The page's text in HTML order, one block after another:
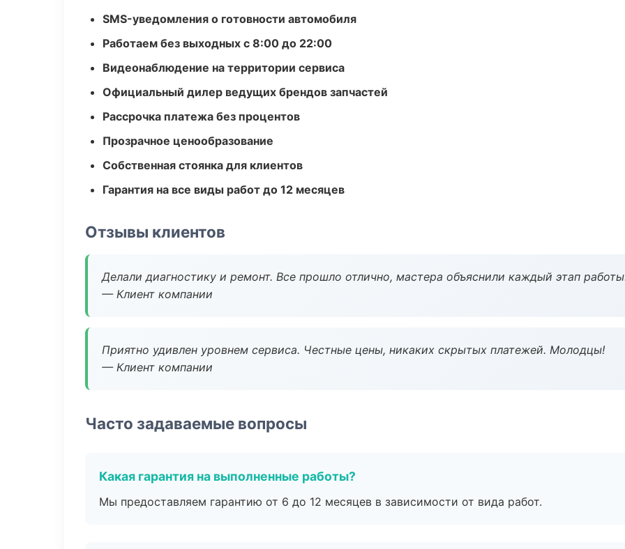
SMS-уведомления о готовности автомобиля
Работаем без выходных с 8:00 до 22:00
Видеонаблюдение на территории сервиса
Официальный дилер ведущих брендов запчастей
Рассрочка платежа без процентов
Прозрачное ценообразование
Собственная стоянка для клиентов
Гарантия на все виды работ до 12 месяцев
Отзывы клиентов
Делали диагностику и ремонт. Все прошло отлично, мастера объяснили каждый этап
— Клиент компании
Приятно удивлен уровнем сервиса. Честные цены, никаких скрытых платежей. Молодцы!
— Клиент компании
Часто задаваемые вопросы
Какая гарантия на выполненные работы?
Мы предоставляем гарантию от 6 до 12 месяцев в зависимости от вида работ.